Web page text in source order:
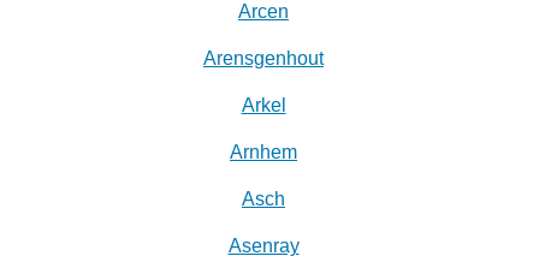
Arcen
Arensgenhout
Arkel
Arnhem
Asch
Asenray